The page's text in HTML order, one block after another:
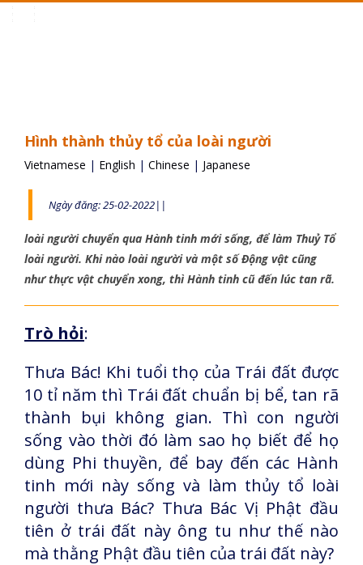
Hình thành thủy tổ của loài người
Vietnamese | English | Chinese | Japanese
Ngày đăng: 25-02-2022||
loài người chuyển qua Hành tinh mới sống, để làm Thuỷ Tổ
loài người. Khi nào loài người và một số Động vật cũng
như thực vật chuyển xong, thì Hành tinh cũ đến lúc tan rã.
Trò hỏi:
Thưa Bác! Khi tuổi thọ của Trái đất được
10 tỉ năm thì Trái đất chuẩn bị bể, tan rã
thành bụi không gian. Thì con người
sống vào thời đó làm sao họ biết để họ
dùng Phi thuyền, để bay đến các Hành
tinh mới này sống và làm thủy tổ loài
người thưa Bác? Thưa Bác Vị Phật đầu
tiên ở trái đất này ông tu như thế nào
mà thằng Phật đầu tiên của trái đất này?